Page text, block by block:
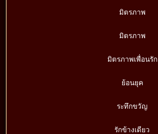
มิตรภาพ
มิตรภาพ
มิตรภาพเพื่อนรัก
ย้อนยุค
ระทึกขวัญ
รักข้างเดียว